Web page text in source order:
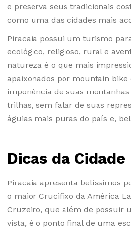
e preserva seus tradicionais
como uma das cidades mais
Piracaia possui um turismo
ecológico, religioso, rural e
natureza é o que mais
apaixonados por mountain bike
imponência de suas
trilhas, sem falar de suas
águias mais puras do país e,
Dicas da Cidade
Piracaia apresenta belíssimos
o maior Crucifixo da América
Cruzeiro, que além de possuir
vista, é o ponto final de uma